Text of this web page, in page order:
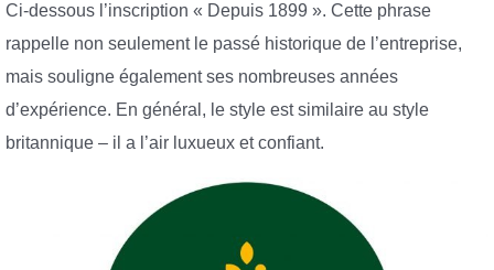
Ci-dessous l’inscription « Depuis 1899 ». Cette phrase
rappelle non seulement le passé historique de l’entreprise,
mais souligne également ses nombreuses années
d’expérience. En général, le style est similaire au style
britannique – il a l’air luxueux et confiant.